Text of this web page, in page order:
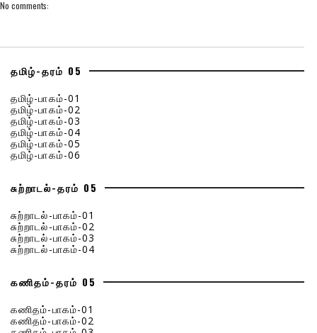
No comments:
தமிழ்-தரம் 05
தமிழ்-பாகம்-01
தமிழ்-பாகம்-02
தமிழ்-பாகம்-03
தமிழ்-பாகம்-04
தமிழ்-பாகம்-05
தமிழ்-பாகம்-06
சுற்றாடல்-தரம் 05
சுற்றாடல்-பாகம்-01
சுற்றாடல்-பாகம்-02
சுற்றாடல்-பாகம்-03
சுற்றாடல்-பாகம்-04
கணிதம்-தரம் 05
கணிதம்-பாகம்-01
கணிதம்-பாகம்-02